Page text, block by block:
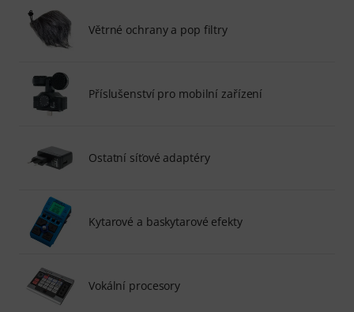
Větrné ochrany a pop filtry
Příslušenství pro mobilní zařízení
Ostatní síťové adaptéry
Kytarové a baskytarové efekty
Vokální procesory